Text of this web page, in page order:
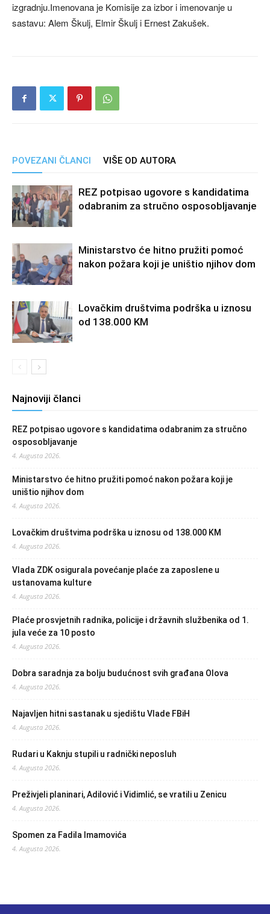
izgradnju.Imenovana je Komisije za izbor i imenovanje u
sastavu: Alem Škulj, Elmir Škulj i Ernest Zakušek.
POVEZANI ČLANCI VIŠE OD AUTORA
REZ potpisao ugovore s kandidatima
odabranim za stručno osposobljavanje
Ministarstvo će hitno pružiti pomoć
nakon požara koji je uništio njihov dom
Lovačkim društvima podrška u iznosu
od 138.000 KM
Najnoviji članci
REZ potpisao ugovore s kandidatima odabranim za stručno
osposobljavanje
4. Augusta 2026.
Ministarstvo će hitno pružiti pomoć nakon požara koji je
uništio njihov dom
4. Augusta 2026.
Lovačkim društvima podrška u iznosu od 138.000 KM
4. Augusta 2026.
Vlada ZDK osigurala povećanje plaće za zaposlene u
ustanovama kulture
4. Augusta 2026.
Plaće prosvjetnih radnika, policije i državnih službenika od 1.
jula veće za 10 posto
4. Augusta 2026.
Dobra saradnja za bolju budućnost svih građana Olova
4. Augusta 2026.
Najavljen hitni sastanak u sjedištu Vlade FBiH
4. Augusta 2026.
Rudari u Kaknju stupili u radnički neposluh
4. Augusta 2026.
Preživjeli planinari, Adilović i Vidimlić, se vratili u Zenicu
4. Augusta 2026.
Spomen za Fadila Imamovića
4. Augusta 2026.